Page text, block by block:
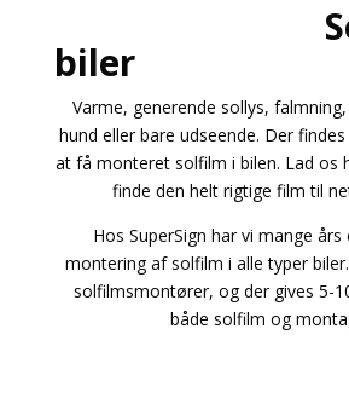
biler
Varme, generende sollys,
hund eller bare udseende. Der
at få monteret solfilm i bilen. Lad os
finde den helt rigtige film til
Hos SuperSign har vi mange
montering af solfilm i alle typer
solfilmsmontører, og der gives 5-
både solfilm og